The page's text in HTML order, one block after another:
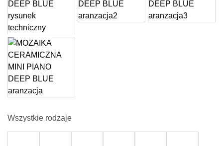
Wszystkie rodzaje